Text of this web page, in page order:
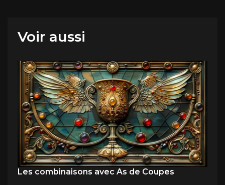
Voir aussi
Les combinaisons avec As de Coupes